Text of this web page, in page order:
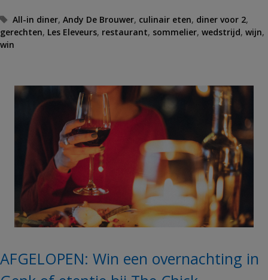
T
a
g
All-in diner,Andy De Brouwer, culinair eten, diner voor 2,
gerechten, Les Eleveurs, restaurant, sommelier, wedstrijd, wijn,
win
AFGELOPEN: Win een overnachting in